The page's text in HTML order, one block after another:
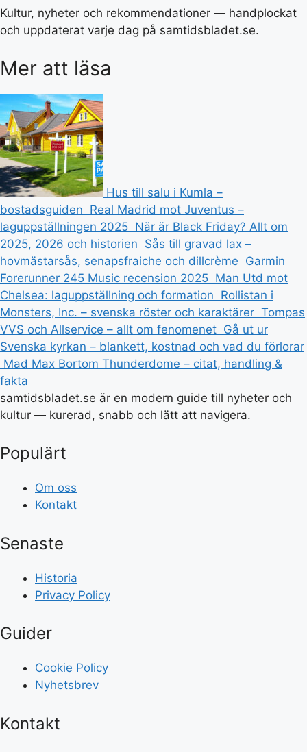
Kultur, nyheter och rekommendationer — handplockat
och uppdaterat varje dag på samtidsbladet.se.
Mer att läsa
Hus till salu i Kumla –
bostadsguiden Real Madrid mot Juventus –
laguppställningen 2025 När är Black Friday? Allt om
2025, 2026 och historien Sås till gravad lax –
hovmästarsås, senapsfraiche och dillcrème Garmin
Forerunner 245 Music recension 2025 Man Utd mot
Chelsea: laguppställning och formation Rollistan i
Monsters, Inc. – svenska röster och karaktärer Tompas
VVS och Allservice – allt om fenomenet Gå ut ur
Svenska kyrkan – blankett, kostnad och vad du förlorar
Mad Max Bortom Thunderdome – citat, handling &
fakta
samtidsbladet.se är en modern guide till nyheter och
kultur — kurerad, snabb och lätt att navigera.
Populärt
Om oss
Kontakt
Senaste
Historia
Privacy Policy
Guider
Cookie Policy
Nyhetsbrev
Kontakt